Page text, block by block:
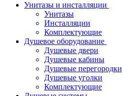
Унитазы и инсталляции
Унитазы
Инсталляции
Комплектующие
Душевое оборудование
Душевые двери
Душевые кабины
Душевые перегородки
Душевые уголки
Комплектующие